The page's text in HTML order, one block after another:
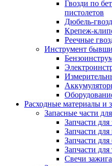
Гвозди по
пистолетов
Дюбель-
Крепеж-
Реечные
Инструмент
Расходные материалы и
Запасные части
Запчасти для
Запчасти
Запчасти
Запчасти
Свечи